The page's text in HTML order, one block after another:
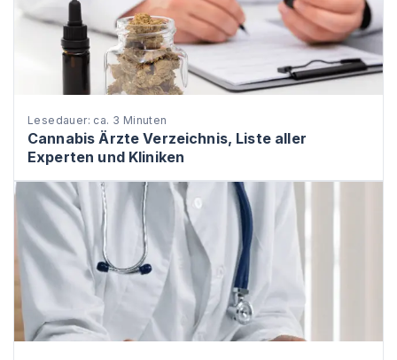
Lesedauer: ca. 3 Minuten
Cannabis Ärzte Verzeichnis, Liste aller
Experten und Kliniken